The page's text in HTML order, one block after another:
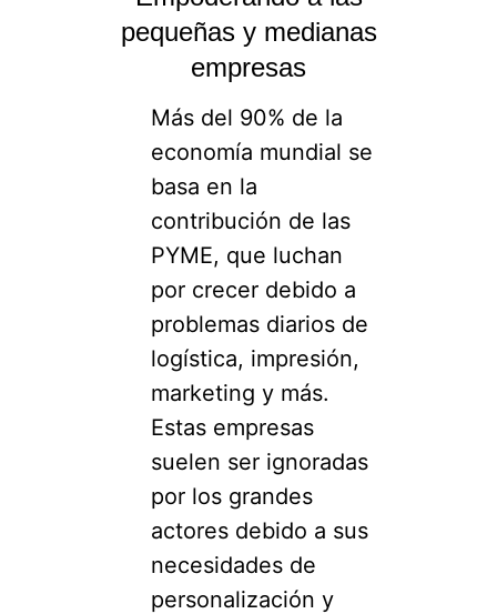
pequeñas y medianas
empresas
Más del 90% de la
economía mundial se
basa en la
contribución de las
PYME, que luchan
por crecer debido a
problemas diarios de
logística, impresión,
marketing y más.
Estas empresas
suelen ser ignoradas
por los grandes
actores debido a sus
necesidades de
personalización y